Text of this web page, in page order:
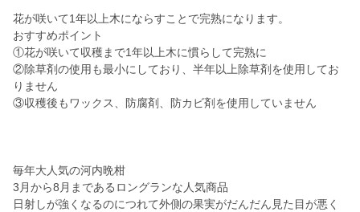
花が咲いて1年以上木にならすことで完熟になります。
おすすめポイント
①花が咲いて収穫まで1年以上木に慣らして完熟に
②除草剤の使用も最小にしており、半年以上除草剤を使用してお
りません
③収穫後もワックス、防腐剤、防カビ剤を使用していません
毎年大人気の河内晩柑
3月から8月まであるロングランな人気商品
日射しが強くなるのにつれて外側の果実がだんだん見た目が悪く